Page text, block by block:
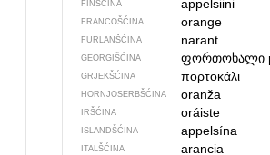
FINŠĆINA appelsiini
FRANCOŠĆINA orange
FURLANŠĆINA narant
GEORGIŠĆINA ფორთოხალი
GRJEKŠĆINA πορτοκάλι
HORNJOSERBŠĆINA oranža
IRŠĆINA oráiste
ISLANDŠĆINA appelsína
ITALŠĆINA arancia